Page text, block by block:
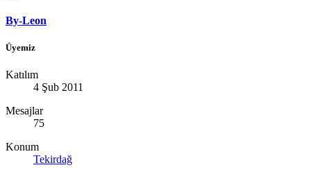
By-Leon
Üyemiz
Katılım
4 Şub 2011
Mesajlar
75
Konum
Tekirdağ